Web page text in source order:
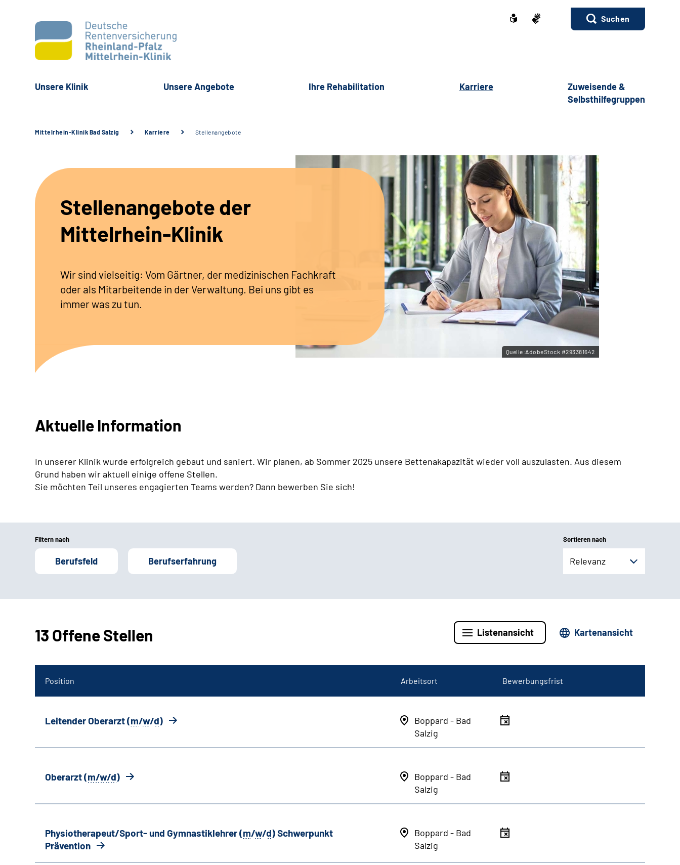
Suchen
Unsere Klinik Unsere Angebote Ihre Rehabilitation Karriere
Zuweisende &
Selbsthilfegruppen
Mittelrhein-Klinik Bad Salzig Karriere Stellenangebote
Stellenangebote der
Mittelrhein-Klinik
Wir sind vielseitig: Vom Gärtner, der medizinischen Fachkraft
oder als Mitarbeitende in der Verwaltung. Bei uns gibt es
immer was zu tun.
Quelle:AdobeStock #293381642
Aktuelle Information
In unserer Klinik wurde erfolgreich gebaut und saniert. Wir planen, ab Sommer 2025 unsere Bettenakapazität wieder voll auszulasten. Aus diesem
Grund haben wir aktuell einige offene Stellen.
Sie möchten Teil unseres engagierten Teams werden? Dann bewerben Sie sich!
Filtern nach
Berufsfeld Berufserfahrung
Sortieren nach
Relevanz
13 Offene Stellen Listenansicht Kartenansicht
Position Arbeitsort Bewerbungsfrist
Leitender Oberarzt (m/w/d)
Boppard - Bad
Salzig
Oberarzt (m/w/d)
Boppard - Bad
Salzig
Physiotherapeut/Sport- und Gymnastiklehrer (m/w/d) Schwerpunkt
Prävention
Boppard - Bad
Salzig